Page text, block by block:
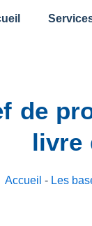
de
livre
Accueil - Les